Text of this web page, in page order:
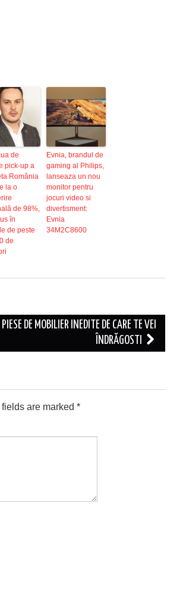
de
pick-up a
România
la o
de 98%,
în
de peste
de
Evnia, brandul de
gaming al Philips,
lanseaza un nou
monitor pentru
jocuri video si
divertisment:
Evnia
34M2C8600
DE MOBILIER INEDITE DE CARE TE VEI
ÎNDRĂGOSTI
are marked *